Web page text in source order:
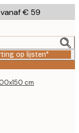
€ 59
op lijsten*
cm